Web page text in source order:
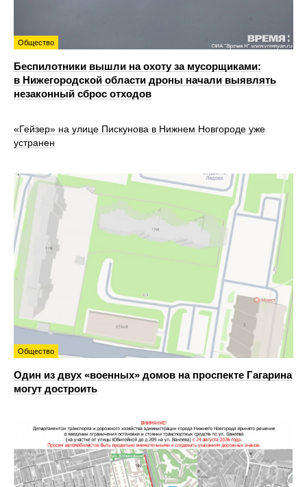
Общество
Беспилотники вышли на охоту за мусорщиками:
в Нижегородской области дроны начали выявлять
незаконный сброс отходов
«Гейзер» на улице Пискунова в Нижнем Новгороде уже
устранен
Общество
Один из двух «военных» домов на проспекте Гагарина
могут достроить